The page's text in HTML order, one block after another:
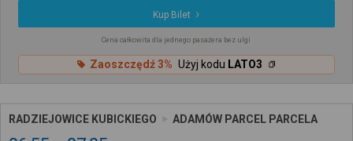
Kup Bilet
Cena całkowita dla jednego pasażera bez ulgi
Zaoszczędź 3% Użyj kodu LATO3
RADZIEJOWICE KUBICKIEGO ADAMÓW PARCEL PARCELA